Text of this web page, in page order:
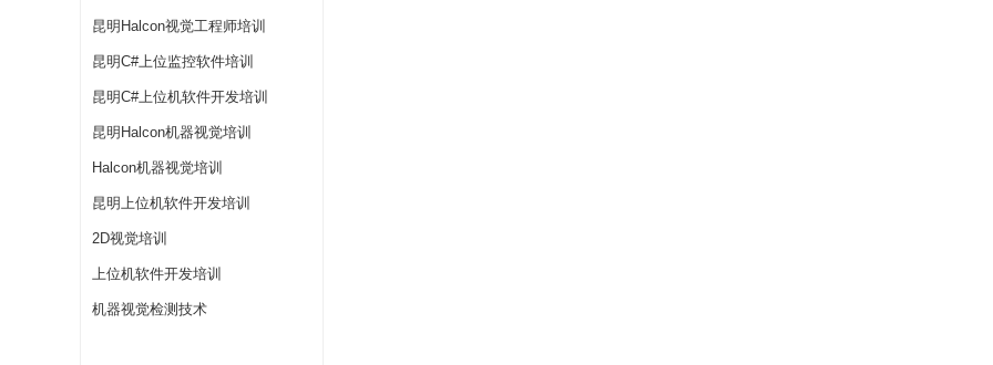
昆明Halcon视觉工程师培训
昆明C#上位监控软件培训
昆明C#上位机软件开发培训
昆明Halcon机器视觉培训
Halcon机器视觉培训
昆明上位机软件开发培训
2D视觉培训
上位机软件开发培训
机器视觉检测技术